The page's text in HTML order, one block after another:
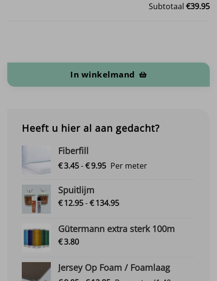
Subtotaal €39.95
In winkelmand
Heeft u hier al aan gedacht?
Fiberfill
€3.45-€9.95Prijsklasse:
Per meter
Spuitlijm
€12.95-€134.95Prijsklasse:
€134.95
Gütermann extra sterk 100m
€3.80
Jersey Op Foam / Foamlaag